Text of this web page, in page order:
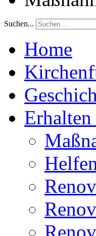
Suchen...
Home
Erhalten